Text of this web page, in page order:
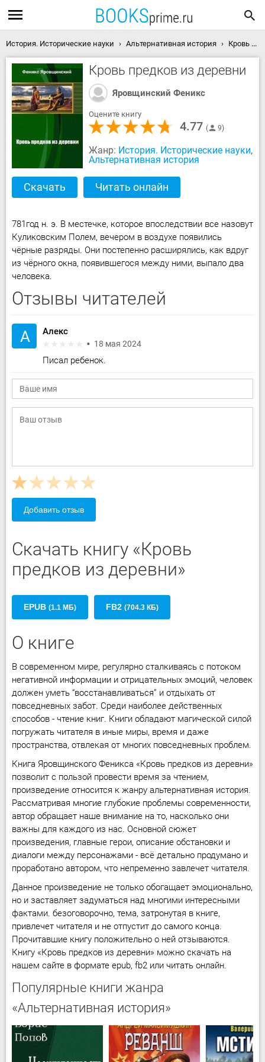
История. Исторические науки Альтернативная история Кровь предков из деревни скачать книгу
Кровь предков из деревни
Яровщинский Феникс
Оцените книгу
4.77 9
Жанр: История. Исторические науки,
Альтернативная история
Скачать Читать онлайн
781год н. э. В местечке, которое впоследствии все назовут
Куликовским Полем, вечером в воздухе появились
чёрные разряды. Они постепенно расширялись, как вдруг
из чёрного окна, появившегося между ними, выпало два
человека.
Отзывы читателей
А Алекс
18 мая 2024
Писал ребенок.
Добавить отзыв
Скачать книгу «Кровь
предков из деревни»
EPUB (1.1 МБ) FB2 (704.3 КБ)
О книге
В современном мире, регулярно сталкиваясь с потоком
негативной информации и отрицательных эмоций, человек
должен уметь “восстанавливаться” и отдыхать от
повседневных забот. Среди наиболее действенных
способов - чтение книг. Книги обладают магической силой
погружать читателя в иные миры, время и даже
пространства, отвлекая от многих повседневных проблем.
Книга Яровщинского Феникса «Кровь предков из деревни»
позволит с пользой провести время за чтением,
произведение относится к жанру альтернативная история.
Рассматривая многие глубокие проблемы современности,
автор обращает наше внимание на то, насколько они
важны для каждого из нас. Основной сюжет
произведения, главные герои, описание обстановки и
диалоги между персонажами - всё детально продумано и
проработано автором, что непременно завлечет читателя.
Данное произведение не только обогащает эмоционально,
но и заставляет задуматься над многими интересными
фактами. безоговорочно, тема, затронутая в книге,
привлечет читателя и не отпустит до самого конца.
Прочитавшие книгу положительно о ней отзываются.
Книгу «Кровь предков из деревни» можно скачать на
нашем сайте в формате epub, fb2 или читать онлайн.
Популярные книги жанра
«Альтернативная история»